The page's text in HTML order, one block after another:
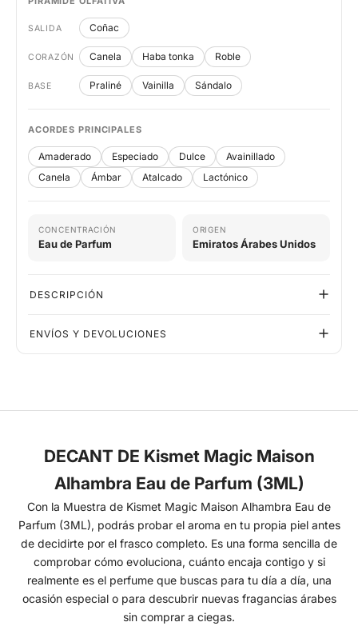
SALIDA Coñac
CORAZÓN Canela Haba tonka Roble
BASE Praliné Vainilla Sándalo
ACORDES PRINCIPALES
Amaderado Especiado Dulce
Avainillado
Canela
Ámbar Atalcado Lactónico
CONCENTRACIÓN
Eau de Parfum
ORIGEN
Emiratos Árabes Unidos
DESCRIPCIÓN
ENVÍOS Y DEVOLUCIONES
DECANT DE Kismet Magic Maison
Alhambra Eau de Parfum (3ML)
Con la Muestra de Kismet Magic Maison Alhambra Eau de
Parfum (3ML), podrás probar el aroma en tu propia piel antes
de decidirte por el frasco completo. Es una forma sencilla de
comprobar cómo evoluciona, cuánto encaja contigo y si
realmente es el perfume que buscas para tu día a día, una
ocasión especial o para descubrir nuevas fragancias árabes
sin comprar a ciegas.